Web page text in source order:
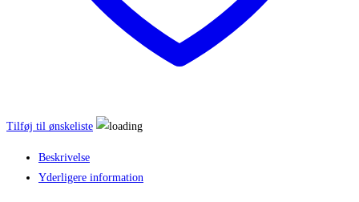
Tilføj til ønskeliste
Beskrivelse
Yderligere information